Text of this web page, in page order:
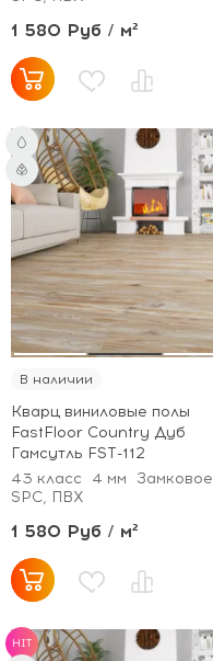
1 580 Руб / м²
В наличии
Кварц виниловые полы
FastFloor Country Дуб
Гамсутль FST-112
43 класс
4 мм
Замковое
SPC, ПВХ
1 580 Руб / м²
HIT